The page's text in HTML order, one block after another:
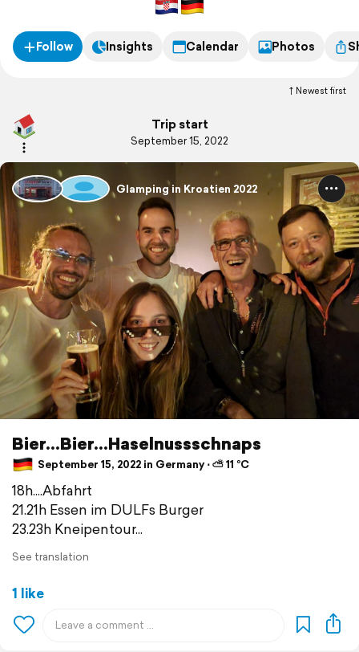
Follow Insights Calendar Photos
Newest first
Trip start
September 15, 2022
Glamping in Kroatien 2022
Bier...Bier...Haselnussschnaps
September 15, 2022 in Germany ⋅ ⛅ 11 °C
18h....Abfahrt
21.21h Essen im DULFs Burger
23.23h Kneipentour...
See translation
1 like